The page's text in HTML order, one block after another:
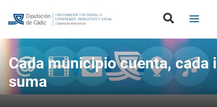
Cada municipio cuenta, cada
suma